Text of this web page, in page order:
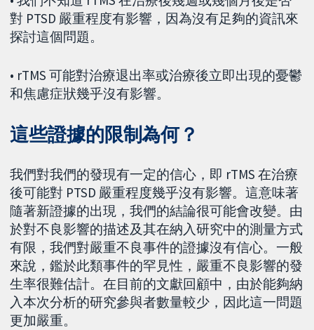
對 PTSD 嚴重程度有影響，因為沒有足夠的資訊來
探討這個問題。
• rTMS 可能對治療退出率或治療後立即出現的憂鬱
和焦慮症狀幾乎沒有影響。
這些證據的限制為何？
我們對我們的發現有一定的信心，即 rTMS 在治療
後可能對 PTSD 嚴重程度幾乎沒有影響。這意味著
隨著新證據的出現，我們的結論很可能會改變。由
於對不良影響的描述及其在納入研究中的測量方式
有限，我們對嚴重不良事件的證據沒有信心。一般
來說，鑑於此類事件的罕見性，嚴重不良影響的發
生率很難估計。在目前的文獻回顧中，由於能夠納
入本次分析的研究參與者數量較少，因此這一問題
更加嚴重。